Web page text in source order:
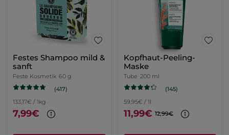
Festes Shampoo mild &
sanft
Feste Kosmetik 60 g
(417)
133,17€ / 1kg
7,99€
Kopfhaut-Peeling-
Maske
Tube 200 ml
(145)
59,95€ / 1l
11,99€ 12,99€